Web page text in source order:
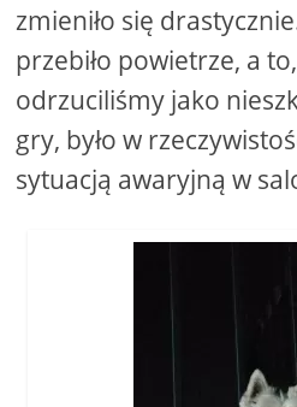
zmieniło się
przebiło powietrze, a
odrzuciliśmy jako
gry, było w
sytuacją awaryjną w